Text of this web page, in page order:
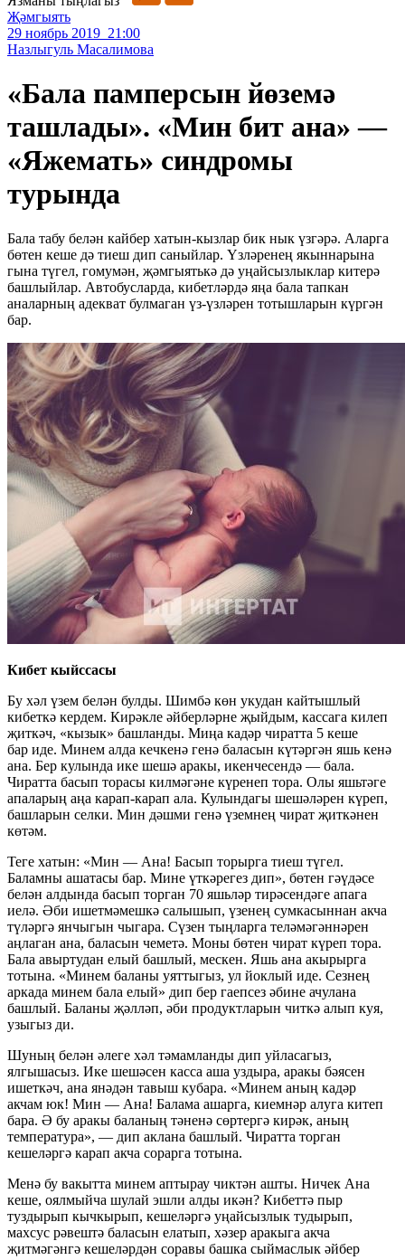
Җәмгыять
29 ноябрь 2019 21:00
Назлыгуль Масалимова
«Бала памперсын йөземә
ташлады». «Мин бит ана» —
«Яжемать» синдромы
турында
Бала табу белән кайбер хатын-кызлар бик нык үзгәрә. Аларга
бөтен кеше дә тиеш дип саныйлар. Үзләренең якыннарына
гына түгел, гомумән, җәмгыятькә дә уңайсызлыклар китерә
башлыйлар. Автобусларда, кибетләрдә яңа бала тапкан
аналарның адекват булмаган үз-үзләрен тотышларын күргән
бар.
Кибет кыйссасы
Бу хәл үзем белән булды. Шимбә көн укудан кайтышлый
кибеткә кердем. Кирәкле әйберләрне җыйдым, кассага килеп
җиткәч, «кызык» башланды. Миңа кадәр чиратта 5 кеше
бар иде. Минем алда кечкенә генә баласын күтәргән яшь кенә
ана. Бер кулында ике шешә аракы, икенчесендә — бала.
Чиратта басып торасы килмәгәне күренеп тора. Олы яшьтәге
апаларың аңа карап-карап ала. Кулындагы шешәләрен күреп,
башларын селки. Мин дәшми генә үземнең чират җиткәнен
көтәм.
Теге хатын: «Мин — Ана! Басып торырга тиеш түгел.
Баламны ашатасы бар. Мине үткәрегез дип», бөтен гәүдәсе
белән алдында басып торган 70 яшьләр тирәсендәге апага
иелә. Әби ишетмәмешкә салышып, үзенең сумкасыннан акча
түләргә янчыгын чыгара. Сүзен тыңларга теләмәгәннәрен
аңлаган ана, баласын чеметә. Моны бөтен чират күреп тора.
Бала авыртудан елый башлый, мескен. Яшь ана акырырга
тотына. «Минем баланы уяттыгыз, ул йоклый иде. Сезнең
аркада минем бала елый» дип бер гаепсез әбине ачулана
башлый. Баланы җәлләп, әби продуктларын читкә алып куя,
узыгыз ди.
Шуның белән әлеге хәл тәмамланды дип уйласагыз,
ялгышасыз. Ике шешәсен касса аша уздыра, аракы бәясен
ишеткәч, ана янәдән тавыш кубара. «Минем аның кадәр
акчам юк! Мин — Ана! Балама ашарга, киемнәр алуга китеп
бара. Ә бу аракы баланың тәненә сөртергә кирәк, аның
температура», — дип аклана башлый. Чиратта торган
кешеләргә карап акча сорарга тотына.
Менә бу вакытта минем аптырау чиктән ашты. Ничек Ана
кеше, оялмыйча шулай эшли алды икән? Кибеттә пыр
туздырып кычкырып, кешеләргә уңайсызлык тудырып,
махсус рәвештә баласын елатып, хәзер аракыга акча
җитмәгәнгә кешеләрдән соравы башка сыймаслык әйбер